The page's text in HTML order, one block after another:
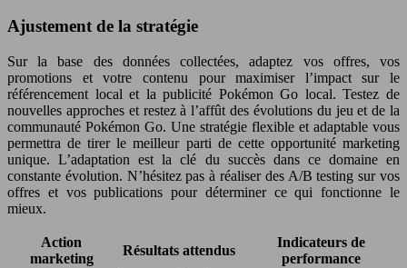
Ajustement de la stratégie
Sur la base des données collectées, adaptez vos offres, vos
promotions et votre contenu pour maximiser l’impact sur le
référencement local et la publicité Pokémon Go local. Testez de
nouvelles approches et restez à l’affût des évolutions du jeu et de la
communauté Pokémon Go. Une stratégie flexible et adaptable vous
permettra de tirer le meilleur parti de cette opportunité marketing
unique. L’adaptation est la clé du succès dans ce domaine en
constante évolution. N’hésitez pas à réaliser des A/B testing sur vos
offres et vos publications pour déterminer ce qui fonctionne le
mieux.
Action
marketing
Résultats attendus
Indicateurs de
performance